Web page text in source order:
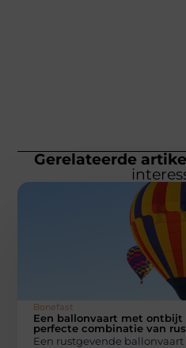
Gerelateerde
Bonefast
Een ballonvaart met ontbijt
perfecte combinatie van
Een rustgevende